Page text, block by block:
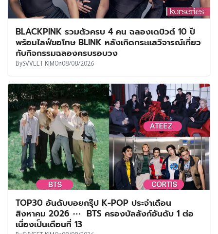
BLACKPINK รวมตัวครบ 4 คน ฉลองเดบิวต์ 10 ปี
พร้อมไลฟ์ขอโทษ BLINK หลังเกิดกระแสวิจารณ์เกี่ยว
กับกิจกรรมฉลองครบรอบวง
BySVVEET KIMOn08/08/2026
TOP30 อันดับบอยกรุ๊ป K-POP ประจำเดือน
สิงหาคม 2026 ⋯ BTS ครองบัลลังก์อันดับ 1 ต่อ
เนื่องเป็นเดือนที่ 13